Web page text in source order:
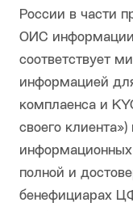
России в части
ОИС информации
соответствует
информацией
комплаенса и
своего
полной и
бенефициарах